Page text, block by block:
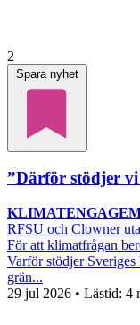
2
Spara nyhet
”Därför stödjer
RFSU och Clowner
För att klimatfrågan
Varför stödjer
grän...
29 jul 2026 • Lästid: 4